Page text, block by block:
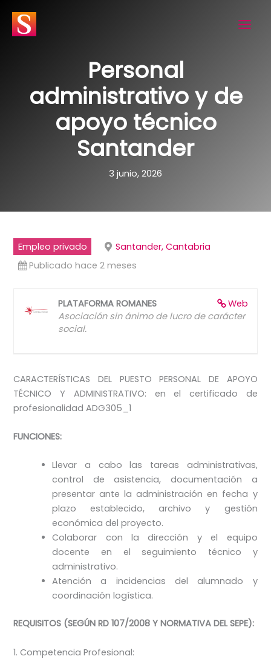
contenido
Personal
administrativo y de
apoyo técnico
Santander
3 junio, 2026
Empleo privado
Santander, Cantabria
Publicado hace 2 meses
Web
PLATAFORMA ROMANES
Asociación sin ánimo de lucro de carácter
social.
CARACTERÍSTICAS DEL PUESTO PERSONAL DE APOYO
TÉCNICO Y ADMINISTRATIVO: en el certificado de
profesionalidad ADG305_1
FUNCIONES:
Llevar a cabo las tareas administrativas,
control de asistencia, documentación a
presentar ante la administración en fecha y
plazo establecido, archivo y gestión
económica del proyecto.
Colaborar con la dirección y el equipo
docente en el seguimiento técnico y
administrativo.
Atención a incidencias del alumnado y
coordinación logística.
REQUISITOS (SEGÚN RD 107/2008 Y NORMATIVA DEL SEPE):
1. Competencia Profesional: